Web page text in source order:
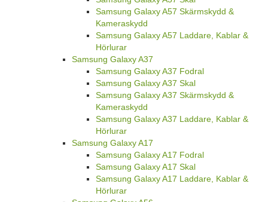
& Hörlurar
Samsung Galaxy A57
Samsung Galaxy A57 Fodral
Samsung Galaxy A57 Skal
Samsung Galaxy A57 Skärmskydd &
Kameraskydd
Samsung Galaxy A57 Laddare, Kablar &
Hörlurar
Samsung Galaxy A37
Samsung Galaxy A37 Fodral
Samsung Galaxy A37 Skal
Samsung Galaxy A37 Skärmskydd &
Kameraskydd
Samsung Galaxy A37 Laddare, Kablar &
Hörlurar
Samsung Galaxy A17
Samsung Galaxy A17 Fodral